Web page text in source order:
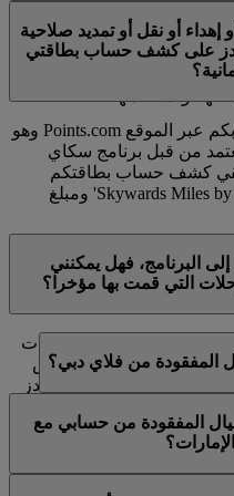
سكاي واردز لطيران
برنامج العائلة. وهذا يعني أنه
إضافية لحسابات برنامج
أو استعادتها.
أو نقل أو تمديد صلاحية
على كشف حساب بطاقتي
سيتم إجراء العمليات الخاصة بكم عبر الموقع Points.com وهو
من قبل برنامج سكاي
كشف حساب بطاقتكم
الائتمانية، ستظهر عبارة ‘Skywards Miles by PTS' ومبلغ
على المزيد من المعلومات.
إلى البرنامج، فهل يمكنني
التي قمت بها مؤخرا؟
بالأميال بالنسبة للرحلات
وفلاي دبي وكوانتاس
التسجيل في سكاي واردز
مثل الرحلات مع الخطوط
المفقودة من فلاي دبي؟
عبر الإنترنت على الموقع
المفقودة من حسابي مع